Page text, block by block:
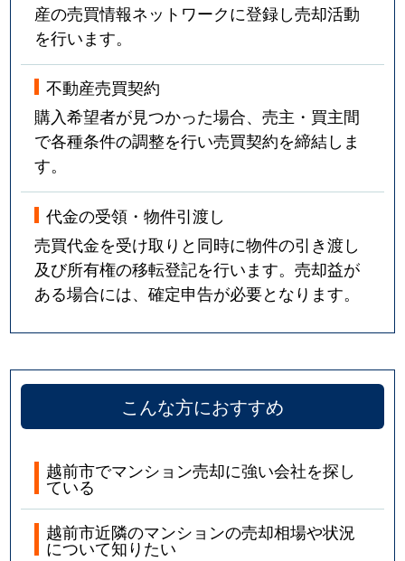
産の売買情報ネットワークに登録し売却活動
を行います。
不動産売買契約
購入希望者が見つかった場合、売主・買主間
で各種条件の調整を行い売買契約を締結しま
す。
代金の受領・物件引渡し
売買代金を受け取りと同時に物件の引き渡し
及び所有権の移転登記を行います。売却益が
ある場合には、確定申告が必要となります。
こんな方におすすめ
越前市でマンション売却に強い会社を探し
ている
越前市近隣のマンションの売却相場や状況
について知りたい